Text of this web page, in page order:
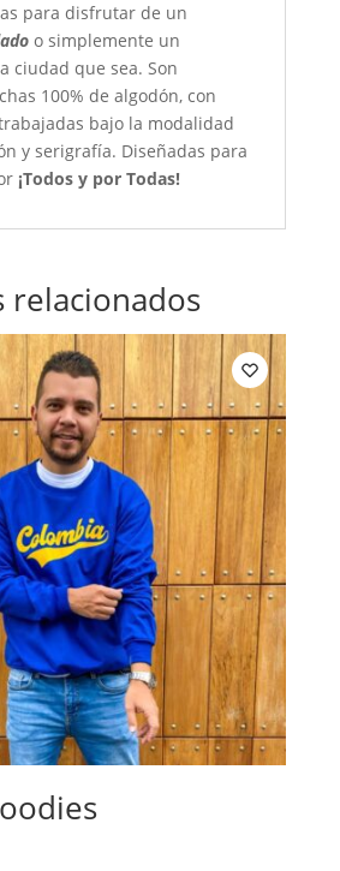
para disfrutar de un
o simplemente un
ciudad que sea. Son
100% de algodón, con
bajo la modalidad
y serigrafía. Diseñadas para
¡Todos y por Todas!
relacionados